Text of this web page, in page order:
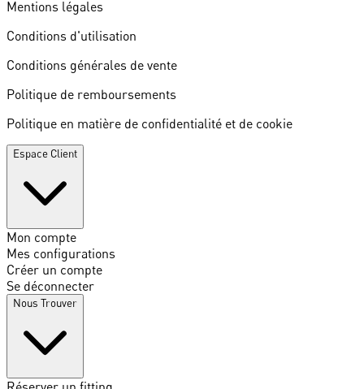
Mentions légales
Conditions d'utilisation
Conditions générales de vente
Politique de remboursements
Politique en matière de confidentialité et de cookie
Espace Client
Mon compte
Mes configurations
Créer un compte
Se déconnecter
Nous Trouver